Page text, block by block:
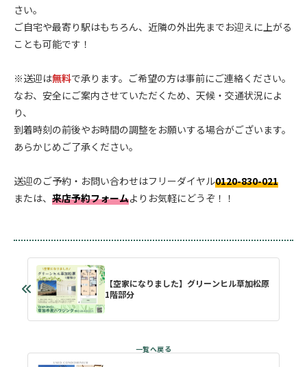
さい。
ご自宅や最寄り駅はもちろん、近隣の外出先までお迎えに上がる
ことも可能です！
※送迎は無料で承ります。ご希望の方は事前にご連絡ください。
なお、安全にご案内させていただくため、天候・交通状況によ
り、
到着時刻の前後やお時間の調整をお願いする場合がございます。
あらかじめご了承ください。
送迎のご予約・お問い合わせはフリーダイヤル0120-830-021
または、 来店予約フォームよりお気軽にどうぞ！！
【空家になりました】グリーンヒル草加松原
1階部分